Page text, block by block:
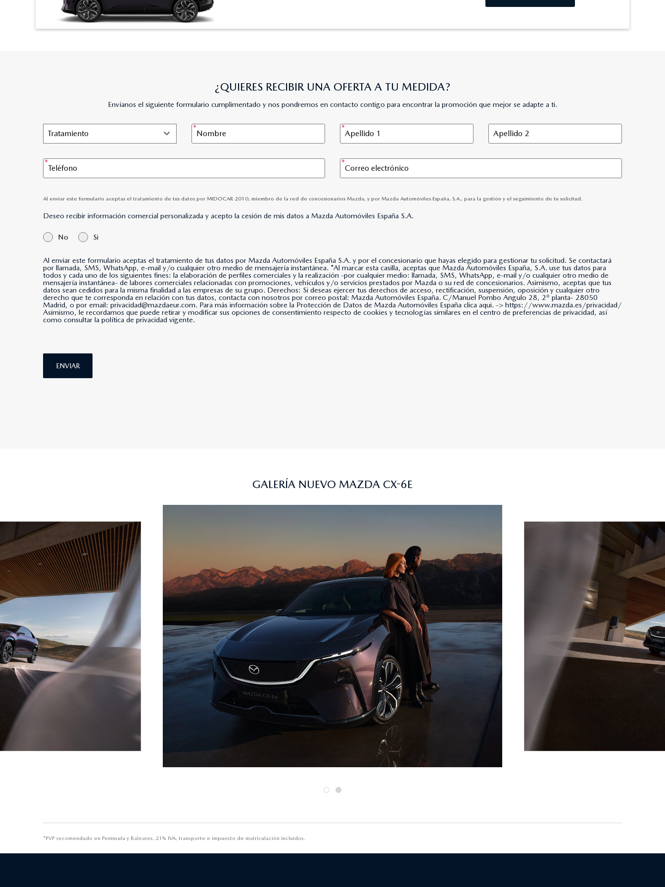
¿QUIERES RECIBIR UNA OFERTA A TU MEDIDA?
Envíanos el siguiente formulario cumplimentado y nos pondremos en contacto contigo para encontrar la promoción que mejor se adapte a ti.
Tratamiento
Al enviar este formulario aceptas el tratamiento de tus datos por MIDOCAR 2010, miembro de la red de concesionarios Mazda, y por Mazda Automóviles España, S.A., para la gestión y el seguimiento de tu solicitud.
Deseo recibir información comercial personalizada y acepto la cesión de mis datos a Mazda Automóviles España S.A.
No Si
Al enviar este formulario aceptas el tratamiento de tus datos por Mazda Automóviles España S.A. y por el concesionario que hayas elegido para gestionar tu solicitud. Se contactará
por llamada, SMS, WhatsApp, e-mail y/o cualquier otro medio de mensajería instantánea. *Al marcar esta casilla, aceptas que Mazda Automóviles España, S.A. use tus datos para
todos y cada uno de los siguientes fines: la elaboración de perfiles comerciales y la realización -por cualquier medio: llamada, SMS, WhatsApp, e-mail y/o cualquier otro medio de
mensajería instantánea- de labores comerciales relacionadas con promociones, vehículos y/o servicios prestados por Mazda o su red de concesionarios. Asimismo, aceptas que tus
datos sean cedidos para la misma finalidad a las empresas de su grupo. Derechos: Si deseas ejercer tus derechos de acceso, rectificación, suspensión, oposición y cualquier otro
derecho que te corresponda en relación con tus datos, contacta con nosotros por correo postal: Mazda Automóviles España. C/Manuel Pombo Angulo 28, 2º planta- 28050
Madrid, o por email: privacidad@mazdaeur.com. Para más información sobre la Protección de Datos de Mazda Automóviles España clica aqui. -> https://www.mazda.es/privacidad/
Asimismo, le recordamos que puede retirar y modificar sus opciones de consentimiento respecto de cookies y tecnologías similares en el centro de preferencias de privacidad, así
como consultar la política de privacidad vigente.
ENVIAR
GALERÍA NUEVO MAZDA CX-6E
*PVP recomendado en Península y Baleares. 21% IVA, transporte e impuesto de matriculación incluidos.